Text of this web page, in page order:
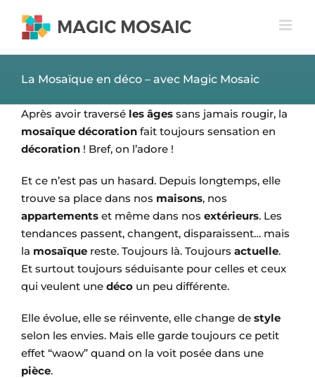
contenu
La Mosaïque en déco – avec Magic Mosaic
Après avoir traversé les âges sans jamais rougir, la
mosaïque décoration fait toujours sensation en
décoration ! Bref, on l’adore !
Et ce n’est pas un hasard. Depuis longtemps, elle
trouve sa place dans nos maisons, nos
appartements et même dans nos extérieurs. Les
tendances passent, changent, disparaissent… mais
la mosaïque reste. Toujours là. Toujours actuelle.
Et surtout toujours séduisante pour celles et ceux
qui veulent une déco un peu différente.
Elle évolue, elle se réinvente, elle change de style
selon les envies. Mais elle garde toujours ce petit
effet “waow” quand on la voit posée dans une
pièce.